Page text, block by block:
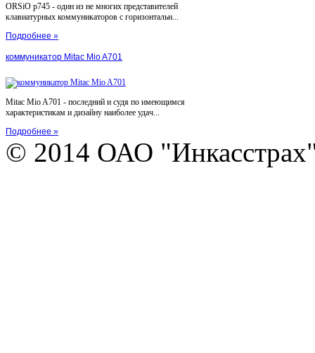
ORSiO p745 - один из не многих представителей
клавиатурных коммуникаторов с горизонтальн...
Подробнее »
коммуникатор Mitac Mio A701
Mitac Mio A701 - последний и судя по имеющимся
характеристикам и дизайну наиболее удач...
Подробнее »
© 2014 ОАО